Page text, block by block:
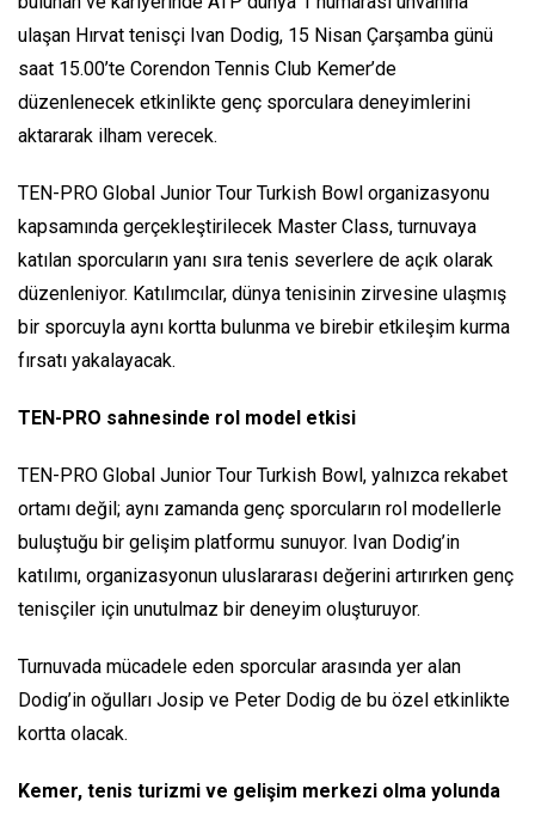
ulaşan Hırvat tenisçi Ivan Dodig, 15 Nisan Çarşamba günü
saat 15.00’te Corendon Tennis Club Kemer’de
düzenlenecek etkinlikte genç sporculara deneyimlerini
aktararak ilham verecek.
TEN-PRO Global Junior Tour Turkish Bowl organizasyonu
kapsamında gerçekleştirilecek Master Class, turnuvaya
katılan sporcuların yanı sıra tenis severlere de açık olarak
düzenleniyor. Katılımcılar, dünya tenisinin zirvesine ulaşmış
bir sporcuyla aynı kortta bulunma ve birebir etkileşim kurma
fırsatı yakalayacak.
TEN-PRO sahnesinde rol model etkisi
TEN-PRO Global Junior Tour Turkish Bowl, yalnızca rekabet
ortamı değil; aynı zamanda genç sporcuların rol modellerle
buluştuğu bir gelişim platformu sunuyor. Ivan Dodig’in
katılımı, organizasyonun uluslararası değerini artırırken genç
tenisçiler için unutulmaz bir deneyim oluşturuyor.
Turnuvada mücadele eden sporcular arasında yer alan
Dodig’in oğulları Josip ve Peter Dodig de bu özel etkinlikte
kortta olacak.
Kemer, tenis turizmi ve gelişim merkezi olma yolunda